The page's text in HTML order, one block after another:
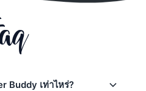
Buddy เท่าไหร่?